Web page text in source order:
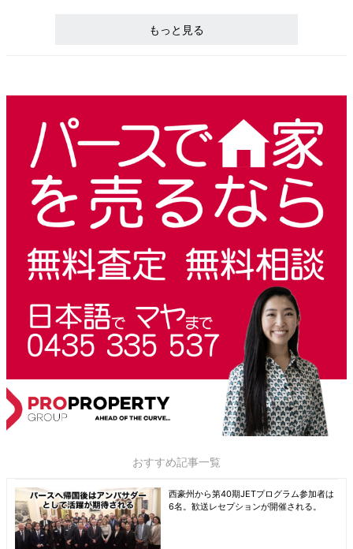
もっと見る
おすすめ記事一覧
西豪州から第40期JETプログラム参加者は
6名。歓送レセプションが開催される。